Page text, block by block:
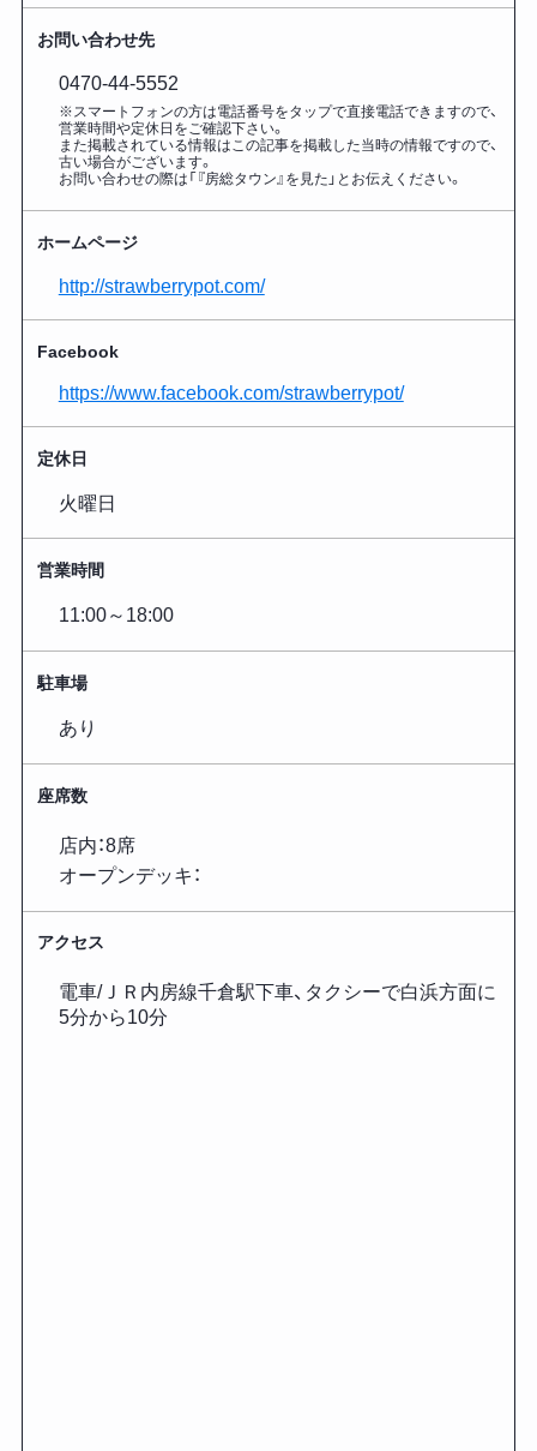
お問い合わせ先
0470-44-5552
※スマートフォンの方は電話番号をタップで直接電話できますので、
営業時間や定休日をご確認下さい。
また掲載されている情報はこの記事を掲載した当時の情報ですので、
古い場合がございます。
お問い合わせの際は「『房総タウン』を見た」とお伝えください。
ホームページ
http://strawberrypot.com/
Facebook
https://www.facebook.com/strawberrypot/
定休日
火曜日
営業時間
11:00～18:00
駐車場
あり
座席数
店内：8席
オープンデッキ：
アクセス
電車/ＪＲ内房線千倉駅下車、タクシーで白浜方面に
5分から10分